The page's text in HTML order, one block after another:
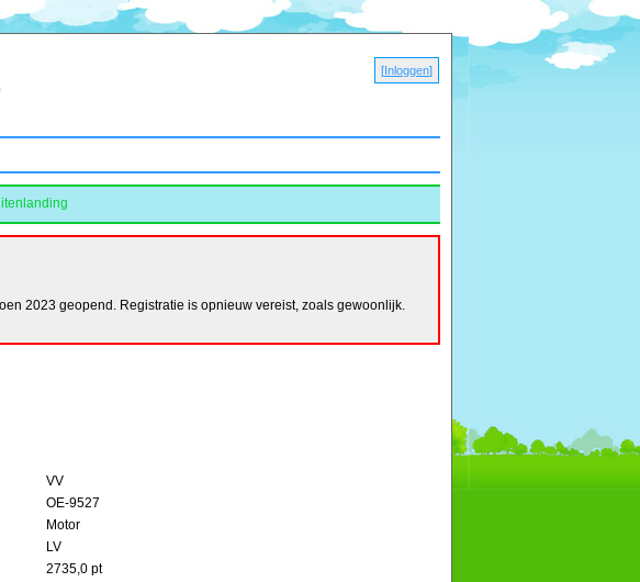
[Inloggen]
2023 geopend. Registratie is opnieuw vereist, zoals gewoonlijk.
VV
OE-9527
Motor
LV
2735,0 pt